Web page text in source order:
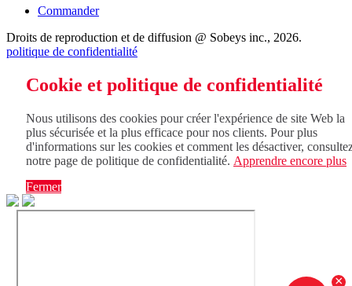
Commander
Droits de reproduction et de diffusion @ Sobeys inc., 2026.
politique de confidentialité
Cookie et politique de confidentialité
Nous utilisons des cookies pour créer l'expérience de site Web la
plus sécurisée et la plus efficace pour nos clients. Pour plus
d'informations sur les cookies et comment les désactiver,
notre page de politique de confidentialité. Apprendre encore plus
Fermer
×